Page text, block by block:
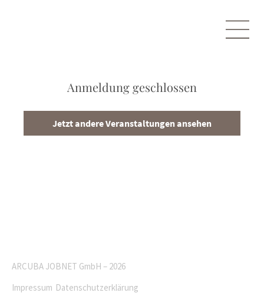
Anmeldung geschlossen
Jetzt andere Veranstaltungen ansehen
ARCUBA JOBNET GmbH – 2026
Impressum Datenschutzerklärung